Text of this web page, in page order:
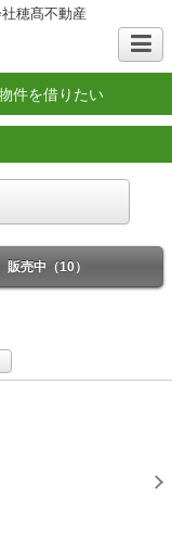
穂髙不動産
件を借りたい
販売中（10）